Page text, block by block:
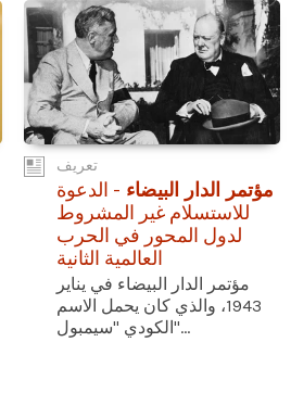
تعريف
مؤتمر الدار البيضاء - الدعوة
للاستسلام غير المشروط
لدول المحور في الحرب
العالمية الثانية
مؤتمر الدار البيضاء في يناير
1943، والذي كان يحمل الاسم
الكودي "سيمبول"...